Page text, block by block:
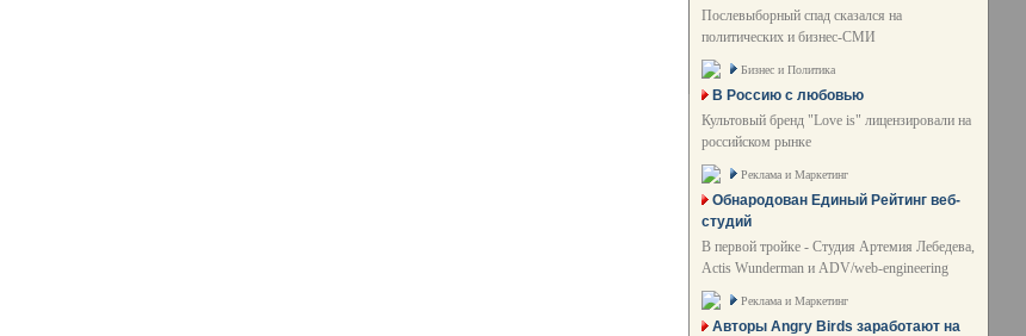
Послевыборный спад сказался на
политических и бизнес-СМИ
Бизнес и Политика
В Россию с любовью
Культовый бренд "Love is" лицензировали на
российском рынке
Реклама и Маркетинг
Обнародован Единый Рейтинг веб-
студий
В первой тройке - Студия Артемия Лебедева,
Actis Wunderman и ADV/web-engineering
Реклама и Маркетинг
Авторы Angry Birds заработают на